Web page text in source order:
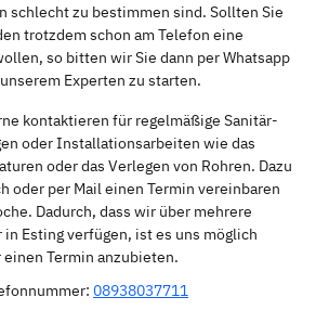
schlecht zu bestimmen sind. Sollten Sie
trotzdem schon am Telefon eine
so bitten wir Sie dann per Whatsapp
Experten zu starten.
kontaktieren für regelmäßige Sanitär-
oder Installationsarbeiten wie das
oder das Verlegen von Rohren. Dazu
oder per Mail einen Termin vereinbaren
Dadurch, dass wir über mehrere
Esting verfügen, ist es uns möglich
Termin anzubieten.
08938037711